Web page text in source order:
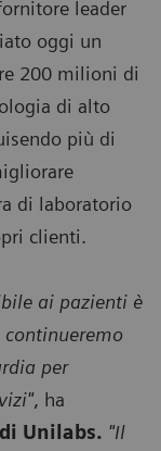
leader
oggi un
200 milioni di
di alto
più di
di laboratorio
clienti.
ai pazienti è
per
, ha
Unilabs. "Il